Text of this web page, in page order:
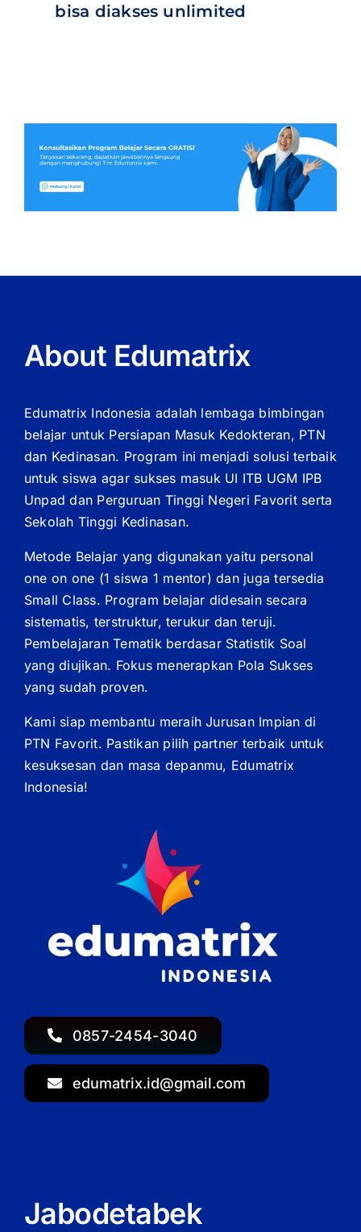
bisa diakses unlimited
0857-2454-3040
edumatrix.id@gmail.com
About Edumatrix
Edumatrix Indonesia adalah lembaga bimbingan
belajar untuk Persiapan Masuk Kedokteran, PTN
dan Kedinasan. Program ini menjadi solusi terbaik
untuk siswa agar sukses masuk UI ITB UGM IPB
Unpad dan Perguruan Tinggi Negeri Favorit serta
Sekolah Tinggi Kedinasan.
Metode Belajar yang digunakan yaitu personal
one on one (1 siswa 1 mentor) dan juga tersedia
Small Class. Program belajar didesain secara
sistematis, terstruktur, terukur dan teruji.
Pembelajaran Tematik berdasar Statistik Soal
yang diujikan. Fokus menerapkan Pola Sukses
yang sudah proven.
Kami siap membantu meraih Jurusan Impian di
PTN Favorit. Pastikan pilih partner terbaik untuk
kesuksesan dan masa depanmu, Edumatrix
Indonesia!
Jabodetabek